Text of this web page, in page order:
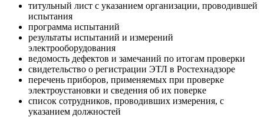
титульный лист с указанием организации, проводившей
испытания
программа испытаний
результаты испытаний и измерений
электрооборудования
ведомость дефектов и замечаний по итогам проверки
свидетельство о регистрации ЭТЛ в Ростехнадзоре
перечень приборов, применяемых при проверке
электроустановки и сведения об их поверке
список сотрудников, проводивших измерения, с
указанием должностей